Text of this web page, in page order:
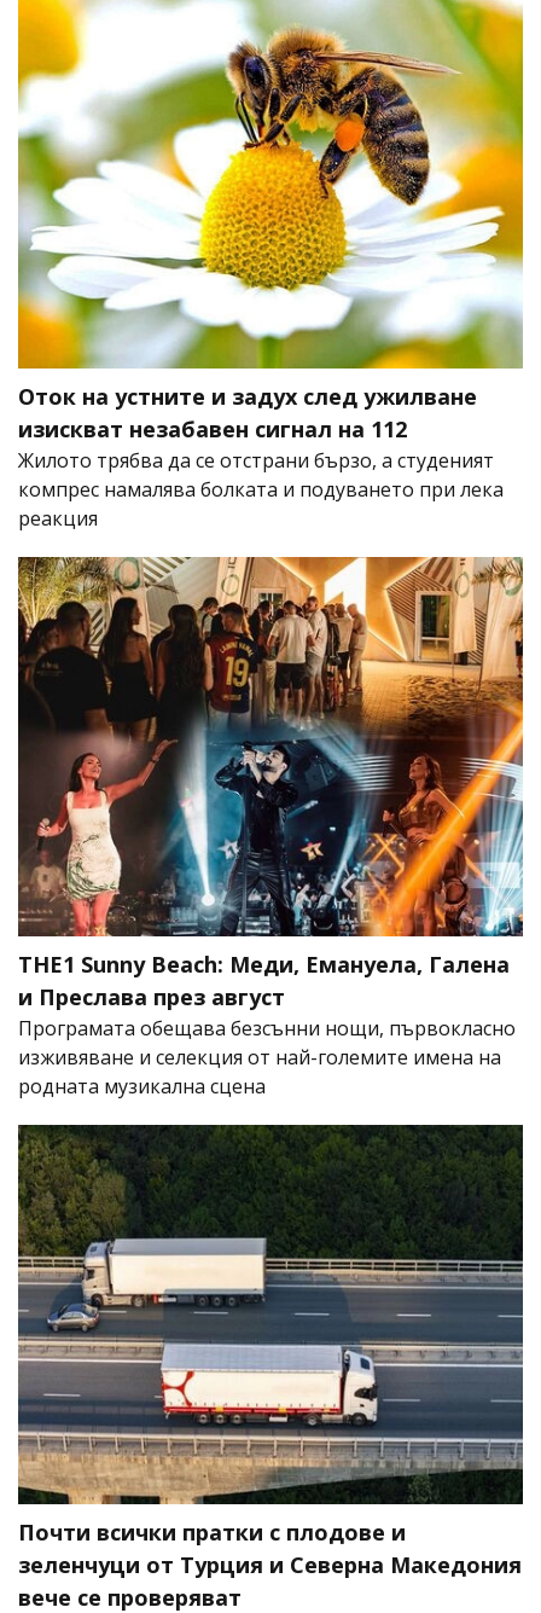
Оток на устните и задух след ужилване
изискват незабавен сигнал на 112
Жилото трябва да се отстрани бързо, а студеният
компрес намалява болката и подуването при лека
реакция
THE1 Sunny Beach: Меди, Емануела, Галена
и Преслава през август
Програмата обещава безсънни нощи, първокласно
изживяване и селекция от най-големите имена на
родната музикална сцена
Почти всички пратки с плодове и
зеленчуци от Турция и Северна Македония
вече се проверяват